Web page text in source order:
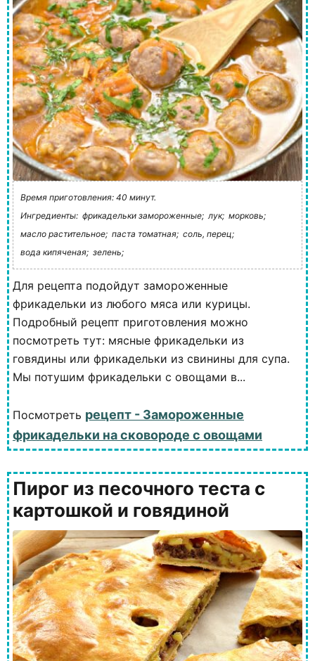
Время приготовления: 40 минут.
Ингредиенты: фрикадельки замороженные; лук; морковь;
масло растительное; паста томатная; соль, перец;
вода кипяченая; зелень;
Для рецепта подойдут замороженные
фрикадельки из любого мяса или курицы.
Подробный рецепт приготовления можно
посмотреть тут: мясные фрикадельки из
говядины или фрикадельки из свинины для супа.
Мы потушим фрикадельки с овощами в...
Посмотреть рецепт - Замороженные
фрикадельки на сковороде с овощами
Пирог из песочного теста с
картошкой и говядиной